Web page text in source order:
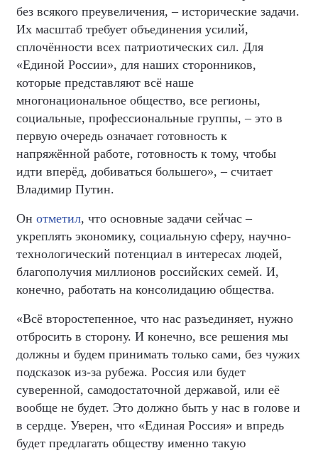
без всякого преувеличения, – исторические задачи.
Их масштаб требует объединения усилий,
сплочённости всех патриотических сил. Для
«Единой России», для наших сторонников,
которые представляют всё наше
многонациональное общество, все регионы,
социальные, профессиональные группы, – это в
первую очередь означает готовность к
напряжённой работе, готовность к тому, чтобы
идти вперёд, добиваться большего», – считает
Владимир Путин.
Он отметил, что основные задачи сейчас –
укреплять экономику, социальную сферу, научно-
технологический потенциал в интересах людей,
благополучия миллионов российских семей. И,
конечно, работать на консолидацию общества.
«Всё второстепенное, что нас разъединяет, нужно
отбросить в сторону. И конечно, все решения мы
должны и будем принимать только сами, без чужих
подсказок из-за рубежа. Россия или будет
суверенной, самодостаточной державой, или её
вообще не будет. Это должно быть у нас в голове и
в сердце. Уверен, что «Единая Россия» и впредь
будет предлагать обществу именно такую